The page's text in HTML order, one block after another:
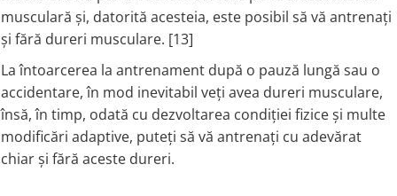
musculară și, datorită acesteia, este posibil să vă antrenați
și fără dureri musculare. [13]
La întoarcerea la antrenament după o pauză lungă sau o
accidentare, în mod inevitabil veți avea dureri musculare,
însă, în timp, odată cu dezvoltarea condiției fizice și multe
modificări adaptive, puteți să vă antrenați cu adevărat
chiar și fără aceste dureri.